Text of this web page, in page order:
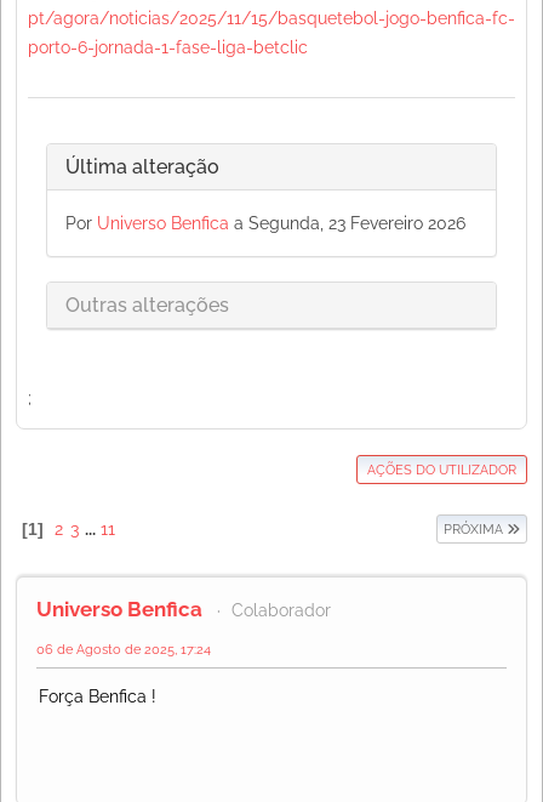
pt/agora/noticias/2025/11/15/basquetebol-jogo-benfica-fc-
porto-6-jornada-1-fase-liga-betclic
Última alteração
Por Universo Benfica a Segunda, 23 Fevereiro 2026
Outras alterações
;
AÇÕES DO UTILIZADOR
1 2 3 ... 11 PRÓXIMA
Universo Benfica Colaborador
06 de Agosto de 2025, 17:24
Força Benfica !